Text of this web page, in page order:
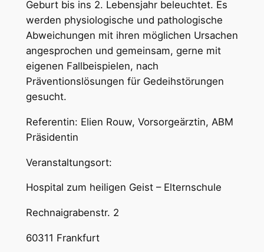
Geburt bis ins 2. Lebensjahr beleuchtet. Es
werden physiologische und pathologische
Abweichungen mit ihren möglichen Ursachen
angesprochen und gemeinsam, gerne mit
eigenen Fallbeispielen, nach
Präventionslösungen für Gedeihstörungen
gesucht.
Referentin: Elien Rouw, Vorsorgeärztin, ABM
Präsidentin
Veranstaltungsort:
Hospital zum heiligen Geist – Elternschule
Rechnaigrabenstr. 2
60311 Frankfurt